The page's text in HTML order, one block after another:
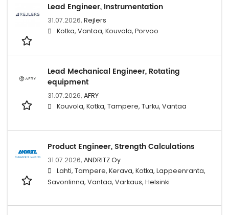
Lead Engineer, Instrumentation
31.07.2026, Rejlers
Kotka, Vantaa, Kouvola, Porvoo
Lead Mechanical Engineer, Rotating
equipment
31.07.2026, AFRY
Kouvola, Kotka, Tampere, Turku, Vantaa
Product Engineer, Strength Calculations
31.07.2026, ANDRITZ Oy
Lahti, Tampere, Kerava, Kotka, Lappeenranta,
Savonlinna, Vantaa, Varkaus, Helsinki